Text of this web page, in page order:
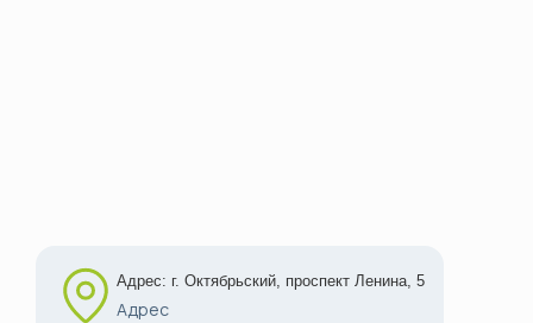
Адрес: г. Октябрьский, проспект Ленина, 5
Адрес